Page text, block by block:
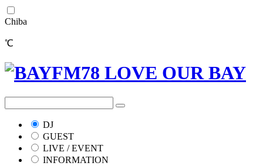
Chiba
℃
DJ
GUEST
LIVE / EVENT
INFORMATION